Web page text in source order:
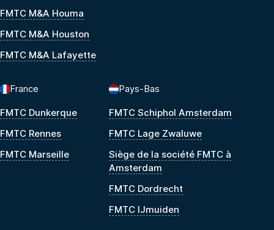
FMTC M&A Houma
FMTC M&A Houston
FMTC M&A Lafayette
France
FMTC Dunkerque
FMTC Rennes
FMTC Marseille
Pays-Bas
FMTC Schiphol Amsterdam
FMTC Lage Zwaluwe
Siège de la société FMTC à
Amsterdam
FMTC Dordrecht
FMTC IJmuiden